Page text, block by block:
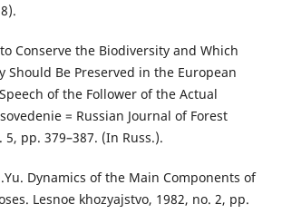
Conserve the Biodiversity and Which
Should Be Preserved in the European
of the Follower of the Actual
= Russian Journal of Forest
5, pp. 379–387. (In Russ.).
Dynamics of the Main Components of
Lesnoe khozyajstvo, 1982, no. 2, pp.